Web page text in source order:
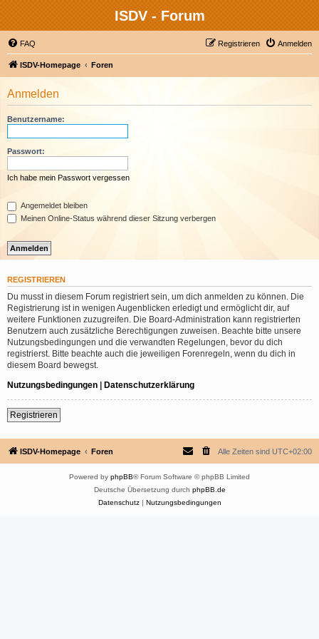
ISDV - Forum
FAQ Anmelden
Registrieren
ISDV-Homepage Foren
Anmelden
Benutzername:
Passwort:
Ich habe mein Passwort vergessen
Angemeldet bleiben
Meinen Online-Status während dieser Sitzung verbergen
REGISTRIEREN
Du musst in diesem Forum registriert sein, um dich anmelden zu können. Die
Registrierung ist in wenigen Augenblicken erledigt und ermöglicht dir, auf
weitere Funktionen zuzugreifen. Die Board-Administration kann registrierten
Benutzern auch zusätzliche Berechtigungen zuweisen. Beachte bitte unsere
Nutzungsbedingungen und die verwandten Regelungen, bevor du dich
registrierst. Bitte beachte auch die jeweiligen Forenregeln, wenn du dich in
diesem Board bewegst.
Nutzungsbedingungen | Datenschutzerklärung
Registrieren
ISDV-Homepage Foren Alle Zeiten sind UTC+02:00
Powered by phpBB® Forum Software © phpBB Limited
Deutsche Übersetzung durch phpBB.de
Datenschutz| Nutzungsbedingungen